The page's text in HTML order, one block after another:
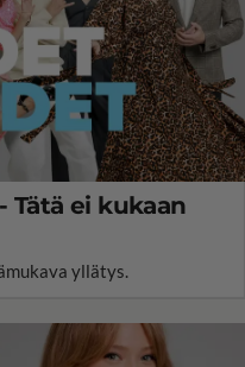
Tätä ei kukaan
yllätys.